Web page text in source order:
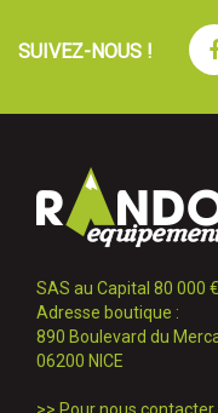
SUIVEZ-NOUS !
SAS au Capital 80 000 €
Adresse boutique :
890 Boulevard du
06200 NICE